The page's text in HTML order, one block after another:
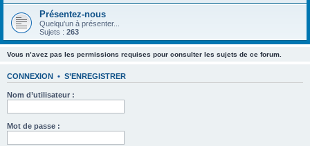
Présentez-nous
Quelqu'un à présenter...
Sujets : 263
Vous n’avez pas les permissions requises pour consulter les sujets de ce forum.
CONNEXION • S’ENREGISTRER
Nom d’utilisateur :
Mot de passe :